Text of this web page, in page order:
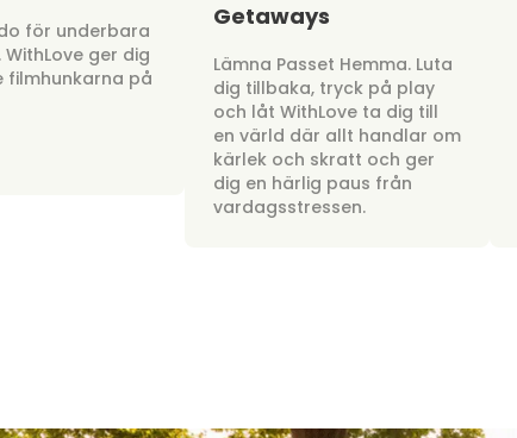
för underbara
ger dig
filmhunkarna på
Getaways
Lämna Passet Hemma. Luta
dig tillbaka, tryck på play
och låt WithLove ta dig till
en värld där allt handlar om
kärlek och skratt och ger
dig en härlig paus från
vardagsstressen.